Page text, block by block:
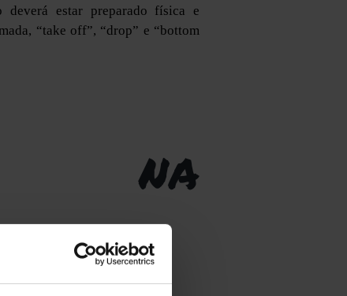
deverá estar preparado física e
“take off”, “drop” e “bottom
NA